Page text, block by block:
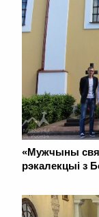
«Мужчыны
рэкалекцыі з